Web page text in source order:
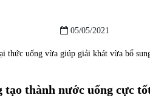
05/05/2021
thức uống vừa giúp giải khát vừa bổ
thành nước uống cực